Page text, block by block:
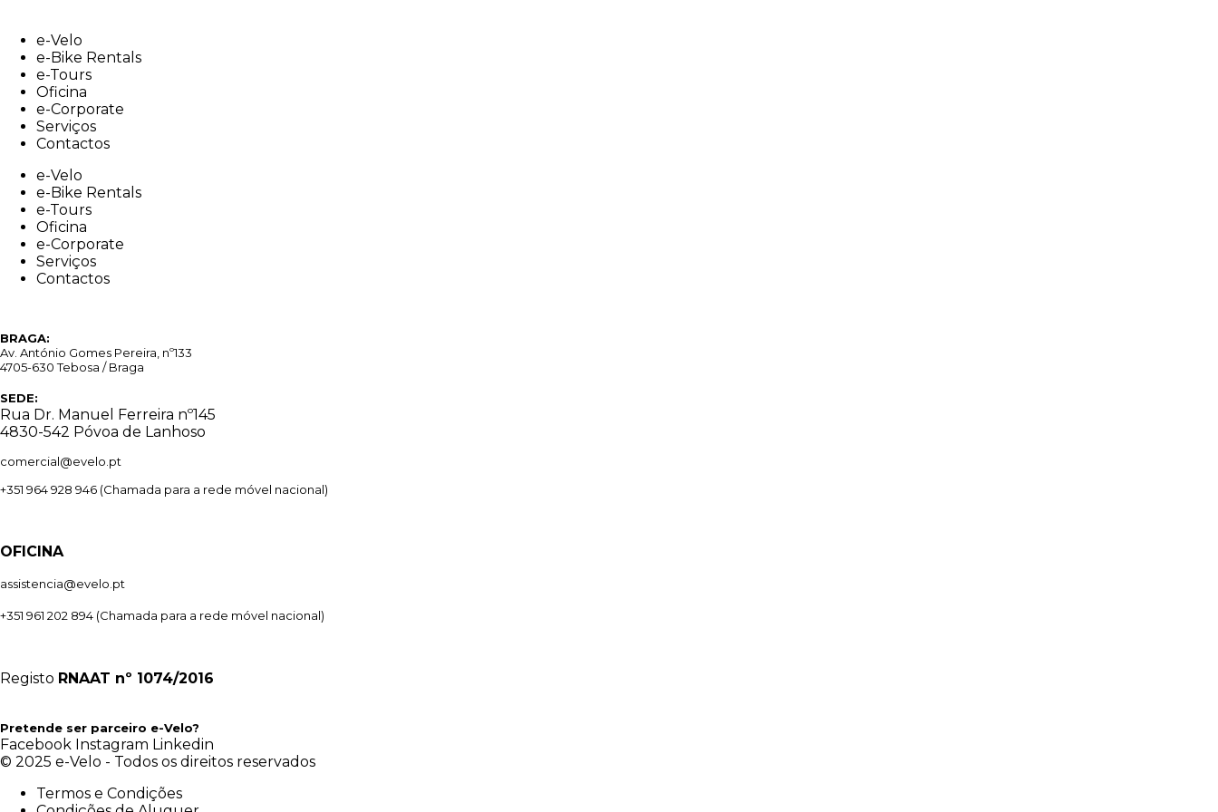
contente-Velo
e-Bike Rentals
e-Tours
Oficina
e-Corporate
Serviços
Contactos
e-Velo
e-Bike Rentals
e-Tours
Oficina
e-Corporate
Serviços
Contactos
BRAGA:
Av. António Gomes Pereira, nº133
4705-630 Tebosa / Braga
SEDE:
Rua Dr. Manuel Ferreira nº145
4830-542 Póvoa de Lanhoso
comercial@evelo.pt
+351 964 928 946 (Chamada para a rede móvel nacional)
OFICINA
assistencia@evelo.pt
+351 961 202 894 (Chamada para a rede móvel nacional)
Registo RNAAT nº 1074/2016
Pretende ser parceiro e-Velo?
Facebook Instagram Linkedin
© 2025 e-Velo - Todos os direitos reservados
Termos e Condições